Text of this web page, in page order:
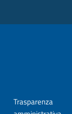
Trasparenza